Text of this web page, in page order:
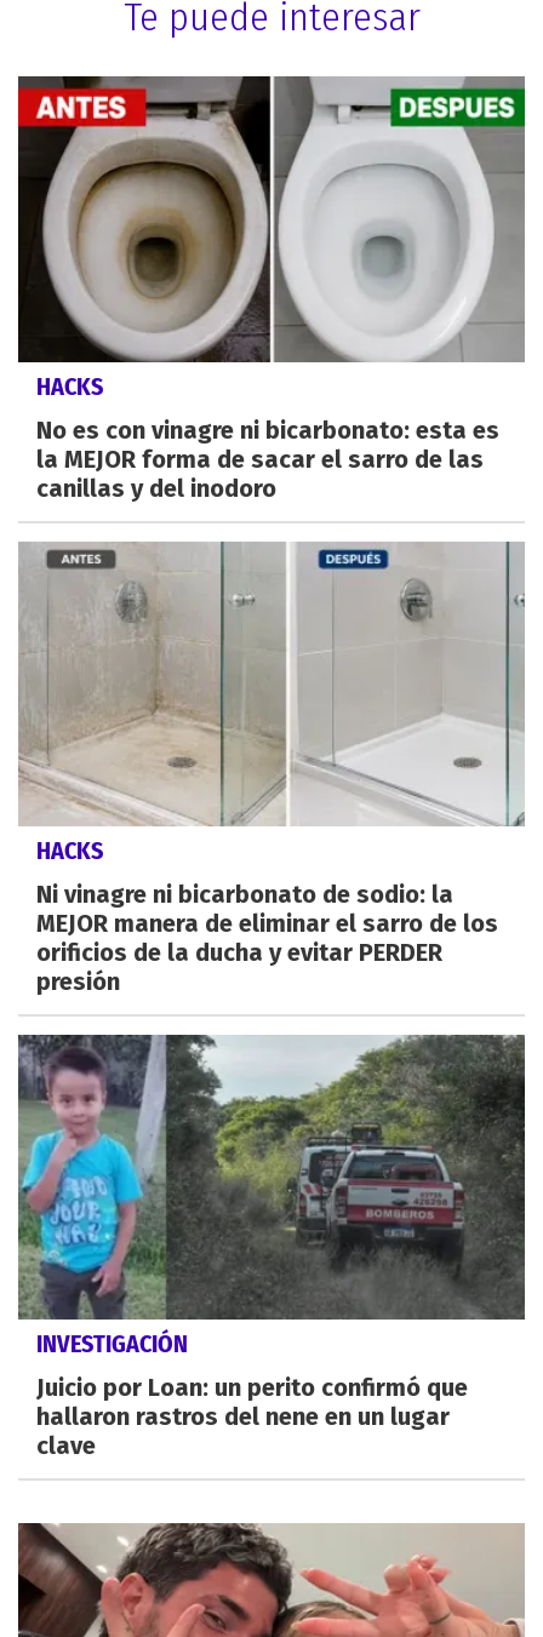
Te puede interesar
HACKS
No es con vinagre ni bicarbonato: esta es
la MEJOR forma de sacar el sarro de las
canillas y del inodoro
HACKS
Ni vinagre ni bicarbonato de sodio: la
MEJOR manera de eliminar el sarro de los
orificios de la ducha y evitar PERDER
presión
INVESTIGACIÓN
Juicio por Loan: un perito confirmó que
hallaron rastros del nene en un lugar
clave